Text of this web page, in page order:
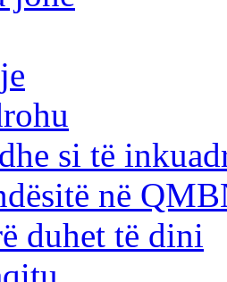
si të
në
duhet të dini